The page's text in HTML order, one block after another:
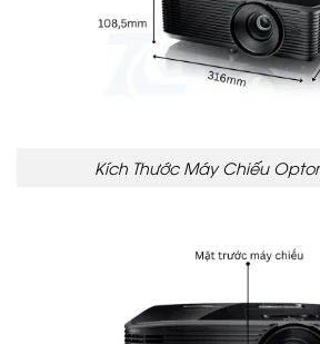
Kích Thước Máy Chiếu